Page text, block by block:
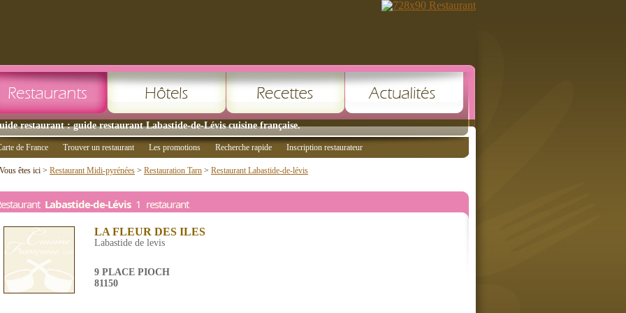
restaurant : guide restaurant Labastide-de-Lévis cuisine française.
de France Trouver un restaurant Les promotions Recherche rapide Inscription restaurateur
Vous êtes ici > Restaurant Midi-pyrénées > Restauration Tarn > Restaurant Labastide-de-lévis
Labastide-de-Lévis1 restaurant
LA FLEUR DES ILES
Labastide de levis
9 PLACE PIOCH
81150